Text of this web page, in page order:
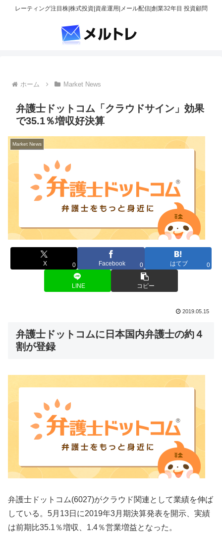
レーティング注目株|株式投資|資産運用|メール配信|創業32年目 投資顧問
ホーム Market News
弁護士ドットコム「クラウドサイン」効果
で35.1％増収好決算
Market News
X 0 Facebook 0 はてブ 0
LINE コピー
2019.05.15
弁護士ドットコムに日本国内弁護士の約４
割が登録
弁護士ドットコム(6027)がクラウド関連として業績を伸ば
している。5月13日に2019年3月期決算発表を開示、実績
は前期比35.1％増収、1.4％営業増益となった。